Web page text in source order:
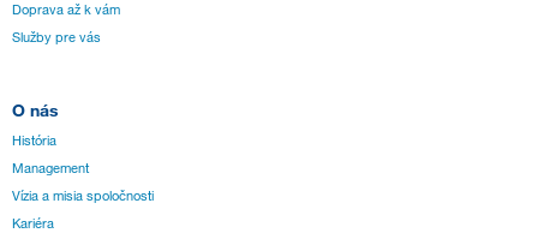
Doprava až k vám
Služby pre vás
O nás
História
Management
Vízia a misia spoločnosti
Kariéra